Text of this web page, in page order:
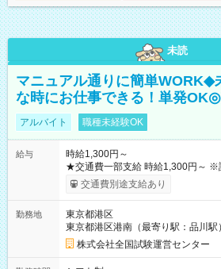
未読
マニュアル通りに簡単WORK◆
な時にお仕事できる！単発
アルバイト 職種未経験OK
給与
時給1,300円～
★交通費一部支給 時給1,300円～ ※試験・役割により手当あり
※勤務回数により昇給あり 【即給
り！】 希望される場合、勤務から1
例】 ・河合塾模擬試験 8:30～17:30
×8時間＝日収10,400円＋交通費 ※
円の場合あり ・国家試験 7:00～
円（役割手当＋100円）×6時間＝日収
交通費別途支給あり
勤務地
東京都港区
東京都港区港南（最寄り駅：品川駅）
株式会社全国試験運営センター